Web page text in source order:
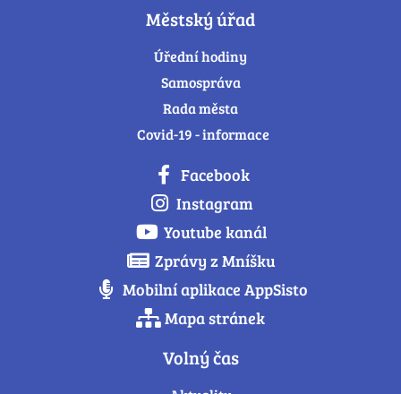
Městský úřad
Úřední hodiny
Samospráva
Rada města
Covid-19 - informace
Facebook
Instagram
Youtube kanál
Zprávy z Mníšku
Mobilní aplikace AppSisto
Mapa stránek
Volný čas